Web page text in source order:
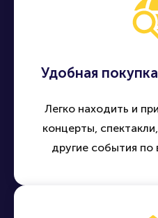
Удобная
Легко находить и
концерты,
другие события по